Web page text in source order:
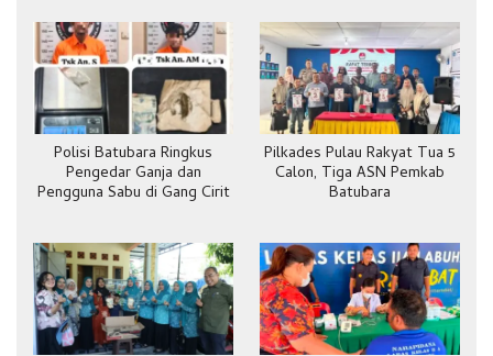
Polisi Batubara Ringkus
Pengedar Ganja dan
Pengguna Sabu di Gang Cirit
Pilkades Pulau Rakyat Tua 5
Calon, Tiga ASN Pemkab
Batubara